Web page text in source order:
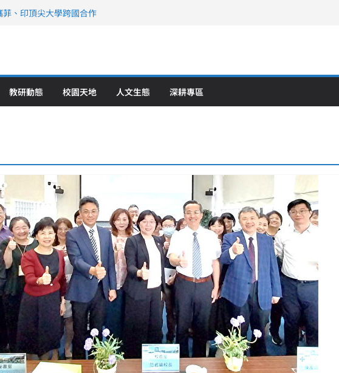
、印頂尖大學跨國合作
教研動態 校園天地 人文生態 深耕專區